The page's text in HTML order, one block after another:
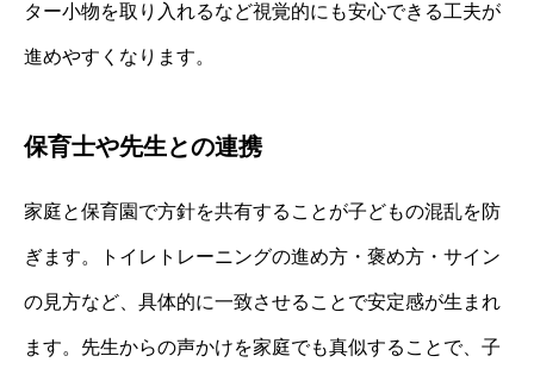
ター小物を取り入れるなど視覚的にも安心できる工夫が
進めやすくなります。
保育士や先生との連携
家庭と保育園で方針を共有することが子どもの混乱を防
ぎます。トイレトレーニングの進め方・褒め方・サイン
の見方など、具体的に一致させることで安定感が生まれ
ます。先生からの声かけを家庭でも真似することで、子